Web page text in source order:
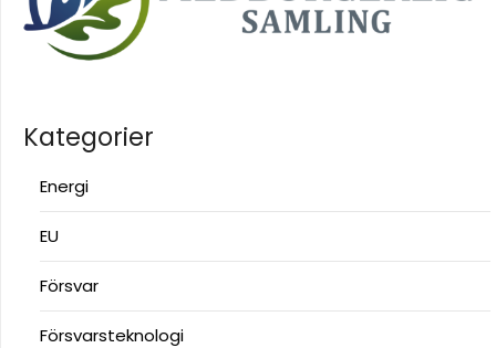
Kategorier
Energi
EU
Försvar
Försvarsteknologi